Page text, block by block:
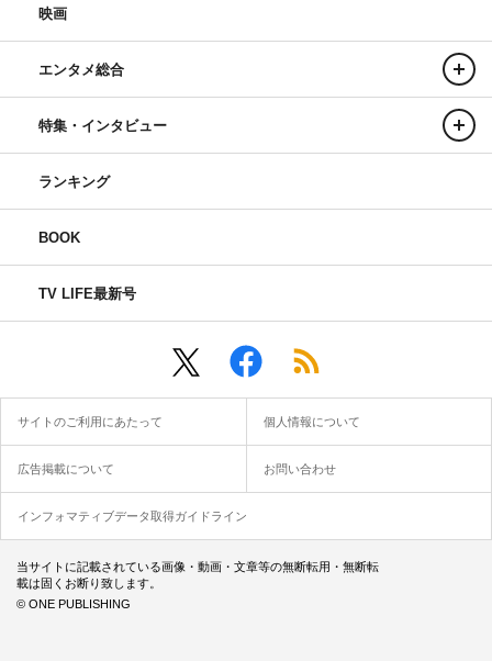
映画
エンタメ総合
特集・インタビュー
ランキング
BOOK
TV LIFE最新号
サイトのご利用にあたって 個人情報について
広告掲載について お問い合わせ
インフォマティブデータ取得ガイドライン
当サイトに記載されている画像・動画・文章等の無断転用・無断転
載は固くお断り致します。
© ONE PUBLISHING